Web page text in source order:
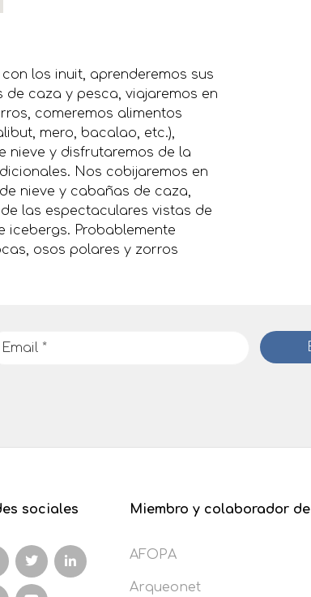
los inuit, aprenderemos sus
caza y pesca, viajaremos en
comeremos alimentos
mero, bacalao, etc.),
nieve y disfrutaremos de la
Nos cobijaremos en
nieve y cabañas de caza,
las espectaculares vistas de
icebergs. Probablemente
osos polares y zorros
sociales Miembro y colaborador de
AFOPA
Arqueonet